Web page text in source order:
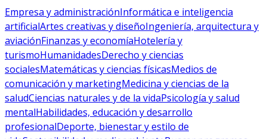
Empresa y administraciónInformática e inteligencia
artificialArtes creativas y diseñoIngeniería, arquitectura y
aviaciónFinanzas y economíaHotelería y
turismoHumanidadesDerecho y ciencias
socialesMatemáticas y ciencias físicasMedios de
comunicación y marketingMedicina y ciencias de la
saludCiencias naturales y de la vidaPsicología y salud
mentalHabilidades, educación y desarrollo
profesionalDeporte, bienestar y estilo de